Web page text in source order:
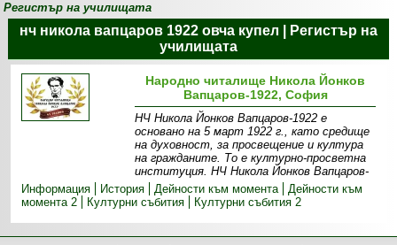
Регистър на училищата
нч никола вапцаров 1922 овча купел | Регистър на
училищата
Народно читалище Никола Йонков
Вапцаров-1922, София
НЧ Никола Йонков Вапцаров-1922 е
основано на 5 март 1922 г., като средище
на духовност, за просвещение и култура
на гражданите. То е културно-просветна
институция. НЧ Никола Йонков Вапцаров-
Информация
История Дейности към момента
Дейности към
момента 2
Културни събития Културни събития 2